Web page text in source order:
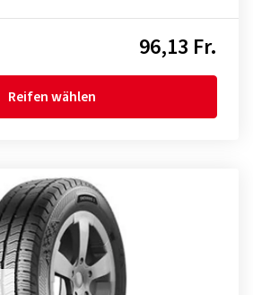
96,13 Fr.
Reifen wählen